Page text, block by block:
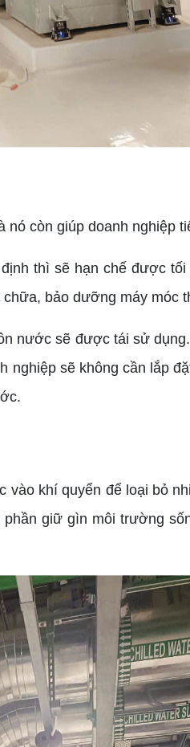
còn giúp doanh nghiệp
thì sẽ hạn chế được
bảo dưỡng máy móc
nước sẽ được tái sử
sẽ không cần lắp
khí quyển để loại bỏ
giữ gìn môi trường